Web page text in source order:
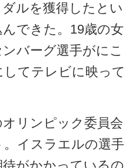
ルを獲得したとい
できた。19歳の女
バーグ選手がにこ
てテレビに映って
リンピック委員会
イスラエルの選手